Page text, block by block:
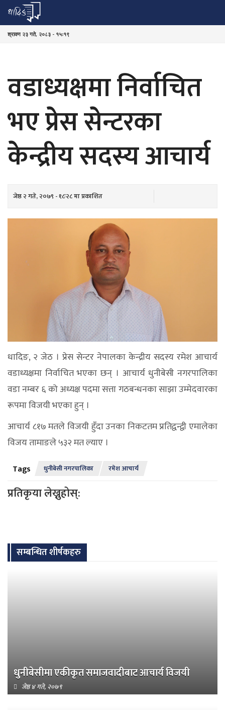
श्रावण २३ गते, २०८३ - १५ः१९
वडाध्यक्षमा निर्वाचित
भए प्रेस सेन्टरका
केन्द्रीय सदस्य आचार्य
जेष्ठ २ गते, २०७९ - १८ः२८ मा प्रकाशित
धादिङ, २ जेठ । प्रेस सेन्टर नेपालका केन्द्रीय सदस्य रमेश आचार्य
वडाध्यक्षमा निर्वाचित भएका छन् । आचार्य धुनीबेसी नगरपालिका
वडा नम्बर ६ को अध्यक्ष पदमा सत्ता गठबन्धनका साझा उम्मेदवारका
रूपमा विजयी भएका हुन् ।
आचार्य ८१७ मतले विजयी हुँदा उनका निकटतम प्रतिद्वन्द्वी एमालेका
विजय तामाङले ५३२ मत ल्याए ।
Tags धुनीबेसी नगरपालिका रमेश आचार्य
प्रतिकृया लेख्नुहोस्:
सम्बन्धित शीर्षकहरु
धुनीबेसीमा एकीकृत समाजवादीबाट आचार्य विजयी
जेष्ठ ४ गते, २०७९